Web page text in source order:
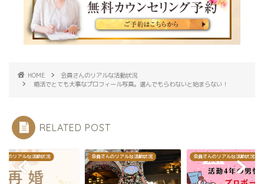
HOME
会員さんのリアルな活動状況
婚活でとても大事なプロフィール写真。選んでもらわないと始まらない！
RELATED POST
んのリアルな活動状況 会員さんのリアルな活動状況 会員さんのリアルな活動状況